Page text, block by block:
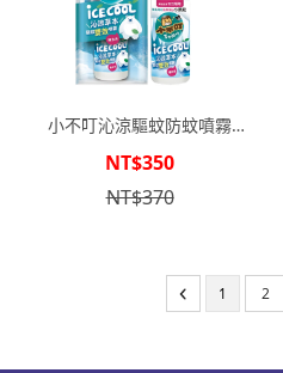
小不叮沁涼驅蚊防蚊噴霧
NT$350
NT$370
1 2